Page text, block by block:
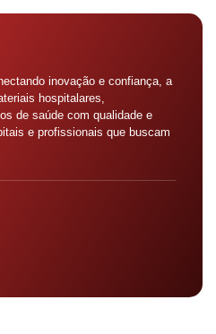
inovação e confiança, a
hospitalares,
de saúde com qualidade e
e profissionais que buscam